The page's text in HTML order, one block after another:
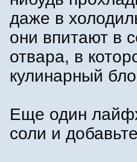
даже в
они впитают в
отвара, в
кулинарный
Еще один
соли и